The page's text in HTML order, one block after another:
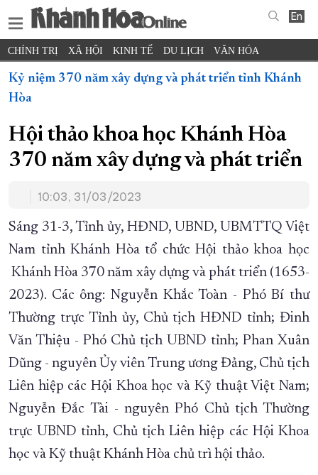
En
CHÍNH TRỊ XÃ HỘI KINH TẾ DU LỊCH VĂN HÓA
THỂ THAO ĐỜI SỐNG TIN ĐỊA PHƯƠNG
KHOA HỌC - CÔNG NGHỆ
THẾ GIỚI MULTIMEDIA VIDEO ĐỌC BÁO ONLINE
PODCAST THÔNG TIN - QUẢNG CÁO
QUY HOẠCH TỈNH KHÁNH HÒA
TRƯỜNG SA BIỂN ĐẢO QUÊ HƯƠNG
CHUNG TAY CẢI CÁCH HÀNH CHÍNH
XÂY DỰNG NÔNG THÔN MỚI LỊCH CẮT ĐIỆN
TÀU - XE - MÁY BAY
KỶ NIỆM 370 NĂM XÂY DỰNG VÀ PHÁT TRIỂN TỈNH KHÁNH HÒA
KHOẢNH KHẮC ĐẸP XỨ TRẦM
XÂY DỰNG KHÁNH HÒA TRỞ THÀNH THÀNH PHỐ TRỰC THUỘC
ĐẠI HỘI ĐẢNG CÁC CẤP TRANG CHỦ VỀ BÁO KHÁNH HÒA
Kỷ niệm 370 năm xây dựng và phát triển tỉnh Khánh
Hòa
Hội thảo khoa học Khánh Hòa
370 năm xây dựng và phát triển
10:03, 31/03/2023
Sáng 31-3, Tỉnh ủy, HĐND, UBND, UBMTTQ Việt
Nam tỉnh Khánh Hòa tổ chức Hội thảo khoa học
Khánh Hòa 370 năm xây dựng và phát triển (1653-
2023). Các ông: Nguyễn Khắc Toàn - Phó Bí thư
Thường trực Tỉnh ủy, Chủ tịch HĐND tỉnh; Đinh
Văn Thiệu - Phó Chủ tịch UBND tỉnh; Phan Xuân
Dũng - nguyên Ủy viên Trung ương Đảng, Chủ tịch
Liên hiệp các Hội Khoa học và Kỹ thuật Việt Nam;
Nguyễn Đắc Tài - nguyên Phó Chủ tịch Thường
trực UBND tỉnh, Chủ tịch Liên hiệp các Hội Khoa
học và Kỹ thuật Khánh Hòa chủ trì hội thảo.